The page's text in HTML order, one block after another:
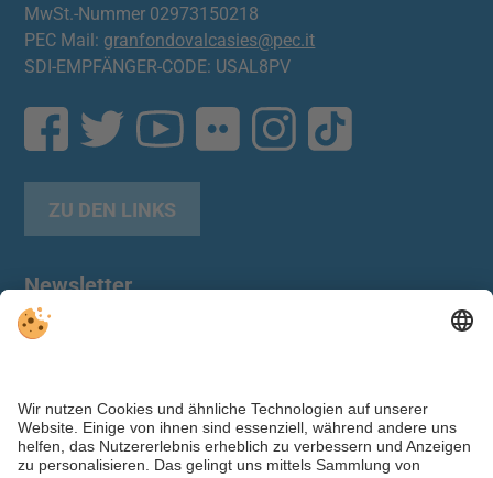
MwSt.-Nummer 02973150218
PEC Mail: granfondovalcasies@pec.it
SDI-EMPFÄNGER-CODE: USAL8PV
ZU DEN LINKS
Newsletter